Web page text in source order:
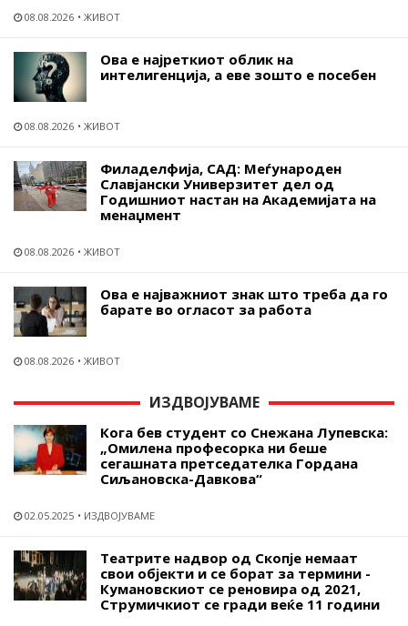
08.08.2026 ЖИВОТ
Ова е најреткиот облик на
интелигенција, а еве зошто е посебен
08.08.2026 ЖИВОТ
Филаделфија, САД: Меѓународен
Славјански Универзитет дел од
Годишниот настан на Академијата на
менаџмент
08.08.2026 ЖИВОТ
Ова е најважниот знак што треба да го
барате во огласот за работа
08.08.2026 ЖИВОТ
ИЗДВОЈУВАМЕ
Кога бев студент со Снежана Лупевска:
„Омилена професорка ни беше
сегашната претседателка Гордана
Сиљановска-Давкова“
02.05.2025 ИЗДВОЈУВАМЕ
Театрите надвор од Скопје немаат
свои објекти и се борат за термини -
Кумановскиот се реновира од 2021,
Струмичкиот се гради веќе 11 години